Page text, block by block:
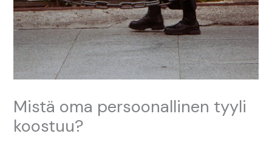
Mistä oma persoonallinen tyyli
koostuu?